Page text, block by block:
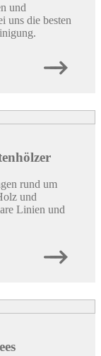
und
uns die besten
rund um
und
Linien und